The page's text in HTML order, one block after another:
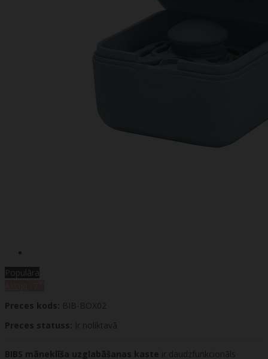
Populāra
Preces kods: BIB-BOX02
Preces statuss: Ir noliktavā
BIBS māneklīša uzglabāšanas kaste ir daudzfunkcionāls